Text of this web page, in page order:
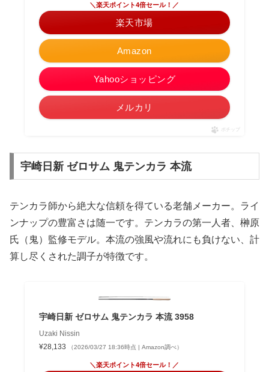
Amazon
＼楽天ポイント4倍セール！／
楽天市場
Yahooショッピング
メルカリ
ポチップ
宇崎日新 ゼロサム 鬼テンカラ 本流
テンカラ師から絶大な信頼を得ている老舗メーカー。ライ
ンナップの豊富さは随一です。テンカラの第一人者、榊原
氏（鬼）監修モデル。本流の強風や流れにも負けない、計
算し尽くされた調子が特徴です。
宇崎日新 ゼロサム 鬼テンカラ 本流 3958
Uzaki Nissin
¥28,133
（2026/03/27 18:36時点 | Amazon調べ）
＼楽天ポイント4倍セール！／